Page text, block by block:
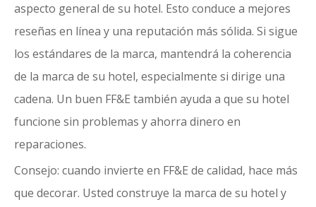
aspecto general de su hotel. Esto conduce a mejores
reseñas en línea y una reputación más sólida. Si sigue
los estándares de la marca, mantendrá la coherencia
de la marca de su hotel, especialmente si dirige una
cadena. Un buen FF&E también ayuda a que su hotel
funcione sin problemas y ahorra dinero en
reparaciones.
Consejo: cuando invierte en FF&E de calidad, hace más
que decorar. Usted construye la marca de su hotel y